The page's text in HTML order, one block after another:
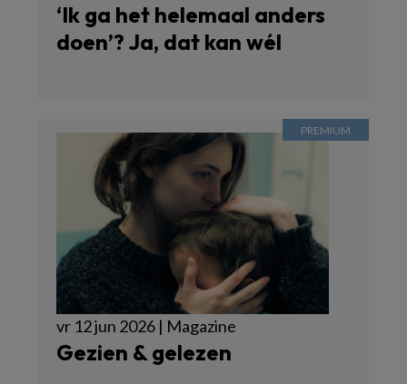
‘Ik ga het helemaal anders
doen’? Ja, dat kan wél
vr 12 jun 2026 | Magazine
Gezien & gelezen